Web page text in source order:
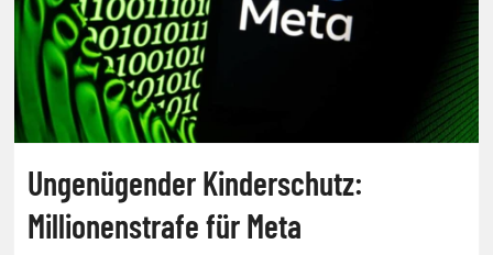
Ungenügender Kinderschutz:
Millionenstrafe für Meta